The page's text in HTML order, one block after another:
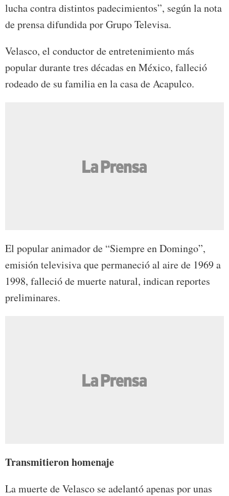
lucha contra distintos padecimientos”, según la nota
de prensa difundida por Grupo Televisa.
Velasco, el conductor de entretenimiento más
popular durante tres décadas en México, falleció
rodeado de su familia en la casa de Acapulco.
El popular animador de “Siempre en Domingo”,
emisión televisiva que permaneció al aire de 1969 a
1998, falleció de muerte natural, indican reportes
preliminares.
Transmitieron homenaje
La muerte de Velasco se adelantó apenas por unas